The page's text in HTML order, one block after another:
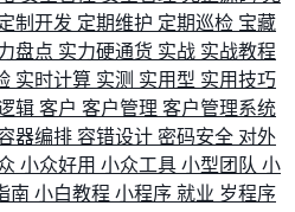
制开发 定期维护 定期巡检 宝藏
盘点 实力硬通货 实战 实战教程
实时计算 实测 实用型 实用技巧
辑 客户 客户管理 客户管理系统
器编排 容错设计 密码安全 对外
小众好用 小众工具 小型团队 小
南 小白教程 小程序 就业 岁程序